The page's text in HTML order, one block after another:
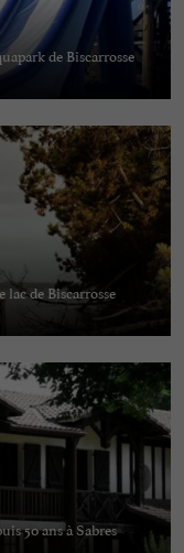
de Biscarrosse
lac de Biscarrosse
50 ans à Sabres